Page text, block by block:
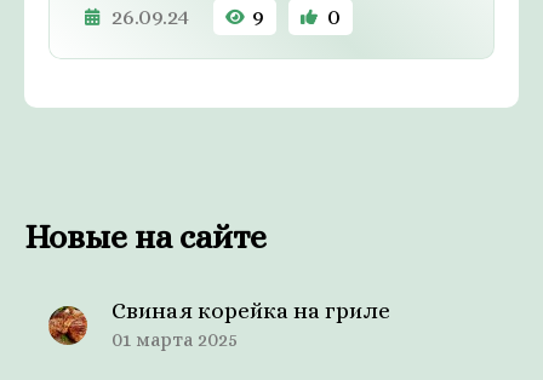
26.09.24 9 0
Новые на сайте
Свиная корейка на гриле
01 марта 2025